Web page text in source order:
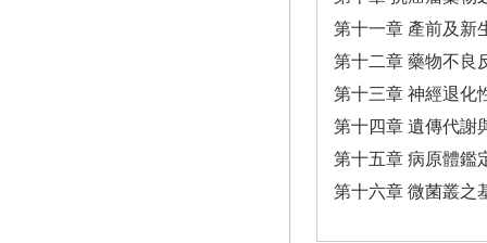
第十一章 產前及新
第十二章 藥物不良
第十三章 神經退化
第十四章 遺傳代謝
第十五章 病原體鑑
第十六章 微菌叢之